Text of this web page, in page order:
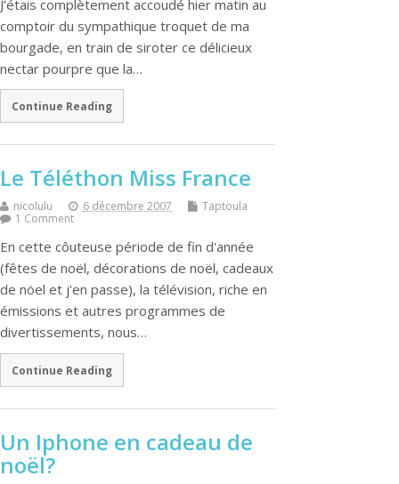
J'étais complètement accoudé hier matin au
comptoir du sympathique troquet de ma
bourgade, en train de siroter ce délicieux
nectar pourpre que la…
Continue Reading
Le Téléthon Miss France
nicolulu 6 décembre 2007
Taptoula
1 Comment
En cette côuteuse période de fin d'année
(fêtes de noël, décorations de noël, cadeaux
de nöel et j'en passe), la télévision, riche en
émissions et autres programmes de
divertissements, nous…
Continue Reading
Un Iphone en cadeau de
noël?